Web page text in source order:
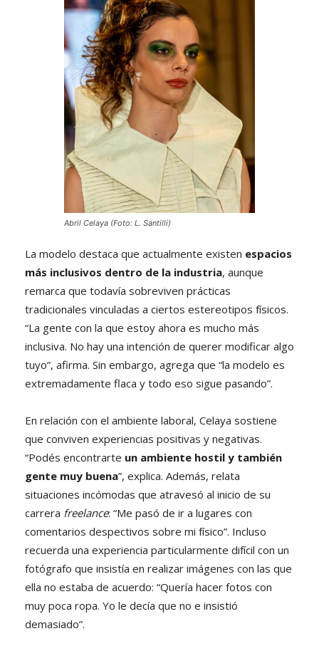
Abril Celaya (Foto: L. Santilli)
La modelo destaca que actualmente existen espacios
más inclusivos dentro de la industria, aunque
remarca que todavía sobreviven prácticas
tradicionales vinculadas a ciertos estereotipos físicos.
“La gente con la que estoy ahora es mucho más
inclusiva. No hay una intención de querer modificar algo
tuyo”, afirma. Sin embargo, agrega que “la modelo es
extremadamente flaca y todo eso sigue pasando”.
En relación con el ambiente laboral, Celaya sostiene
que conviven experiencias positivas y negativas.
“Podés encontrarte un ambiente hostil y también
gente muy buena”, explica. Además, relata
situaciones incómodas que atravesó al inicio de su
carrera freelance: “Me pasó de ir a lugares con
comentarios despectivos sobre mi físico”. Incluso
recuerda una experiencia particularmente difícil con un
fotógrafo que insistía en realizar imágenes con las que
ella no estaba de acuerdo: “Quería hacer fotos con
muy poca ropa. Yo le decía que no e insistió
demasiado”.